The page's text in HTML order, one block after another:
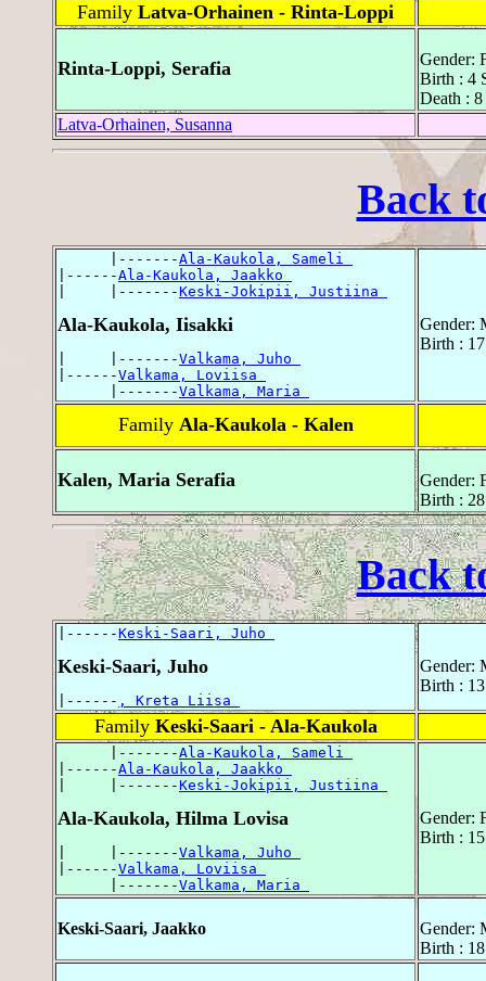
Family Latva-Orhainen - Rinta-Loppi
Rinta-Loppi, Serafia
Gender:
Birth : 4
Death :
Latva-Orhainen, Susanna
Back
      |-------
Ala-Kaukola, Sameli
|------Ala-Kaukola, Jaakko
|     |-------Keski-Jokipii, Justiina
Ala-Kaukola, Iisakki
|     |-------Valkama, Juho
|------Valkama, Loviisa
      |-------
Valkama, Maria
Gender:
Birth :
Family Ala-Kaukola - Kalen
Kalen, Maria Serafia
Gender:
Birth :
Back
|------Keski-Saari, Juho
Keski-Saari, Juho
|------ , Kreta Liisa
Gender:
Birth :
Family Keski-Saari - Ala-Kaukola
      |-------
Ala-Kaukola, Sameli
|------Ala-Kaukola, Jaakko
|     |-------Keski-Jokipii, Justiina
Ala-Kaukola, Hilma Lovisa
|     |-------Valkama, Juho
|------Valkama, Loviisa
      |-------
Valkama, Maria
Gender:
Birth :
Keski-Saari, Jaakko
Gender:
Birth :